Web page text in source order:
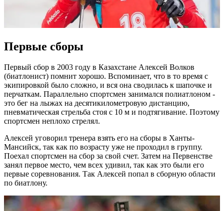
Первые сборы
Первый сбор в 2003 году в Казахстане Алексей Волков
(биатлонист) помнит хорошо. Вспоминает, что в то время с
экипировкой было сложно, и вся она сводилась к шапочке и
перчаткам. Параллельно спортсмен занимался полиатлоном -
это бег на лыжах на десятикилометровую дистанцию,
пневматическая стрельба стоя с 10 м и подтягивание. Поэтому
спортсмен неплохо стрелял.
Алексей уговорил тренера взять его на сборы в Ханты-
Мансийск, так как по возрасту уже не проходил в группу.
Поехал спортсмен на сбор за свой счет. Затем на Первенстве
занял первое место, чем всех удивил, так как это были его
первые соревнования. Так Алексей попал в сборную области
по биатлону.